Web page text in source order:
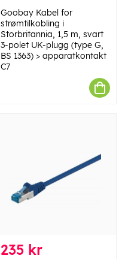
Goobay Kabel for
strømtilkobling i
Storbritannia, 1,5 m, svart
3-polet UK-plugg (type G,
BS 1363) > apparatkontakt
C7
235 kr